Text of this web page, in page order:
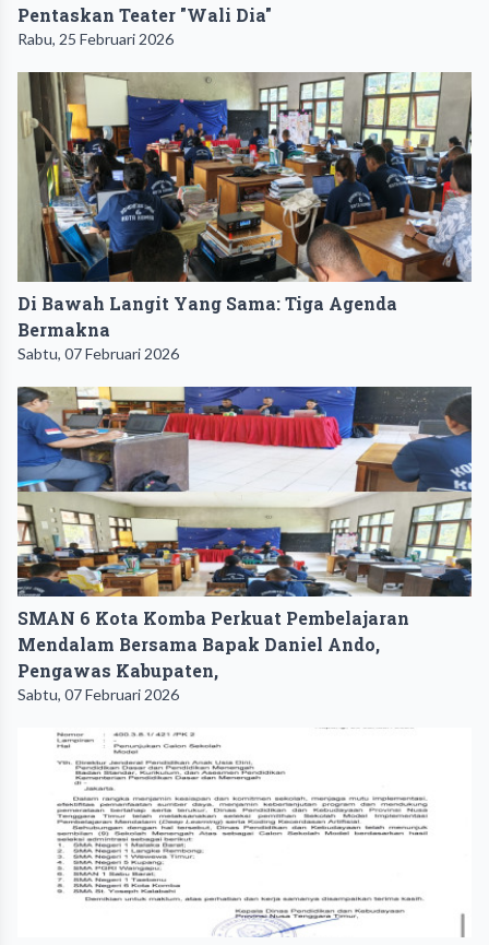
Pentaskan Teater "Wali Dia"
Rabu, 25 Februari 2026
Di Bawah Langit Yang Sama: Tiga Agenda
Bermakna
Sabtu, 07 Februari 2026
SMAN 6 Kota Komba Perkuat Pembelajaran
Mendalam Bersama Bapak Daniel Ando,
Pengawas Kabupaten,
Sabtu, 07 Februari 2026